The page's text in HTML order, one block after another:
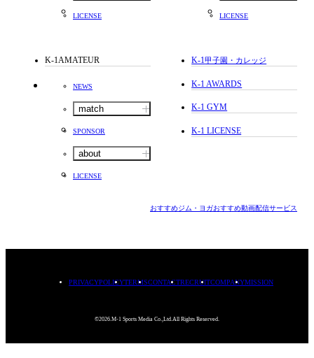
LICENSE LICENSE
K-1AMATEUR
NEWS
match
SPONSOR
about
LICENSE
K-1甲子園・カレッジ
K-1 AWARDS
K-1 GYM
K-1 LICENSE
おすすめジム・ヨガおすすめ動画配信サービス
PRIVACYPOLICYTERMSCONTACTRECRUITCOMPANYMISSION
©2026.M-1 Sports Media Co.,Ltd.All Rights Reserved.